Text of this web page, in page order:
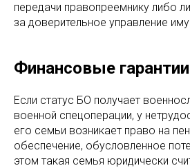
передачи правопреемнику либо
за доверительное управление
Финансовые гарантии
Если статус БО получает
военной спецоперации, у
его семьи возникает право на
обеспечение, обусловленное
этом такая семья юридически